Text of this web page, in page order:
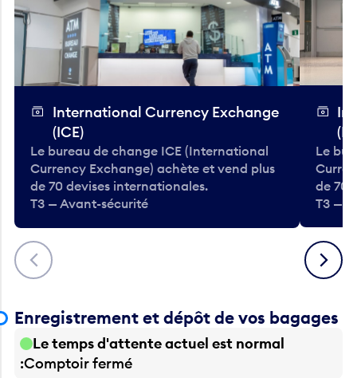
Précédent
International Currency Exchange
(ICE)
Le bureau de change ICE (International
Currency Exchange) achète et vend plus
de 70 devises internationales.
T3 — Avant-sécurité
Le
de 70
T3 —
Suivant
Enregistrement et dépôt de vos bagages
Le temps d'attente actuel est normal
Comptoir fermé